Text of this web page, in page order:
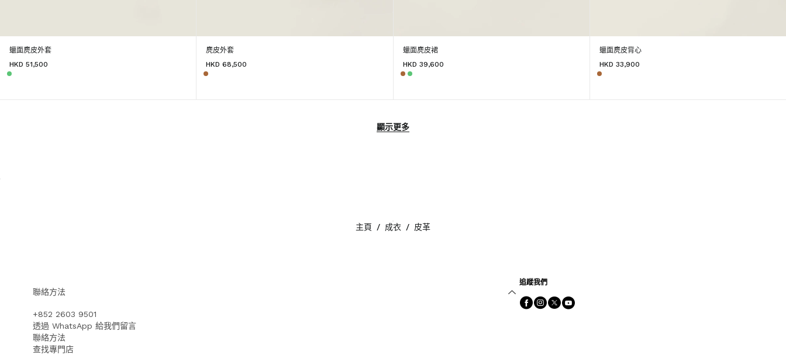
蠟面麂皮外套
HKD 51,500
麂皮外套
HKD 68,500
蠟面麂皮裙
HKD 39,600
蠟面麂皮背心
HKD 33,900
顯示更多
主頁 / 成衣 / 皮革
追蹤我們
追蹤我們 facebook
追蹤我們 instagram
追蹤我們 twitter
聯絡方法
+852 2603 9501
透過 WhatsApp 給我們留言
聯絡方法
查找專門店